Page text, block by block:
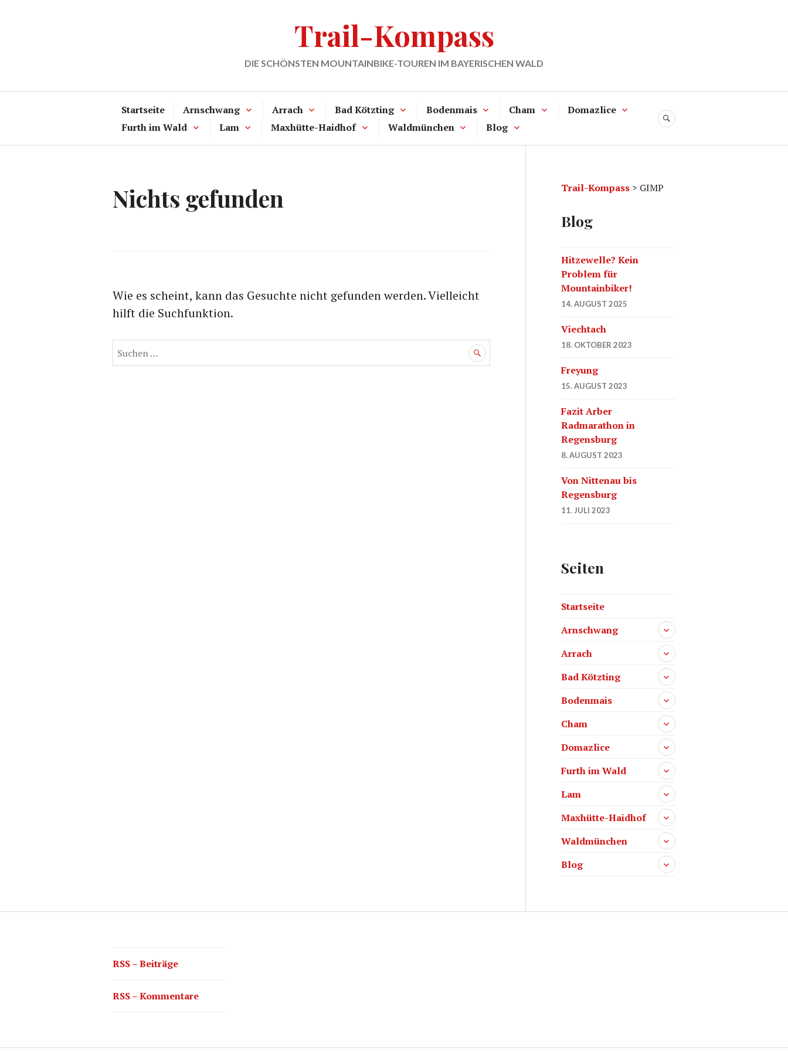
Trail-Kompass
DIE SCHÖNSTEN MOUNTAINBIKE-TOUREN IM BAYERISCHEN WALD
Startseite Arnschwang Arrach Bad Kötzting Bodenmais Cham
Domazlice
Furth im Wald
Lam Maxhütte-Haidhof Waldmünchen Blog
SUCHE
Nichts gefunden
Wie es scheint, kann das Gesuchte nicht gefunden werden. Vielleicht
hilft die Suchfunktion.
Suchen
nach:
Trail-Kompass > GIMP
Blog
Hitzewelle? Kein
Problem für
Mountainbiker!
14. AUGUST 2025
Viechtach
18. OKTOBER 2023
Freyung
15. AUGUST 2023
Fazit Arber
Radmarathon in
Regensburg
8. AUGUST 2023
Von Nittenau bis
Regensburg
11. JULI 2023
Seiten
Startseite
Arnschwang
Arrach
Bad Kötzting
Bodenmais
Cham
Domazlice
Furth im Wald
Lam
Maxhütte-Haidhof
Waldmünchen
Blog
RSS – Beiträge
RSS – Kommentare